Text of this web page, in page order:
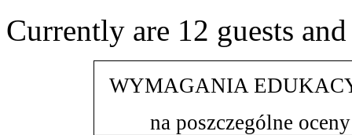
Currently are 12 guests
WYMAGANIA
na poszczególne